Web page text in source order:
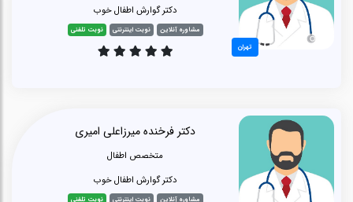
تهران
دکتر گوارش اطفال خوب
مشاوره آنلاین نوبت اینترنتی نوبت تلفنی
دکتر فرخنده میرزاعلی امیری
متخصص اطفال
دکتر گوارش اطفال خوب
مشاوره آنلاین نوبت اینترنتی نوبت تلفنی